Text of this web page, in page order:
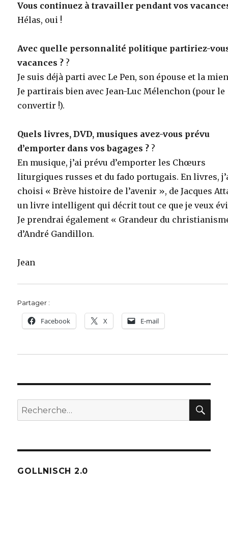
Vous continuez à travailler pendant vos
Hélas, oui !
Avec quelle personnalité politique partiriez-
vacances ? ?
Je suis déjà parti avec Le Pen, son épouse et la
Je partirais bien avec Jean-Luc Mélenchon (pour le
convertir !).
Quels livres, DVD, musiques avez-vous prévu
d’emporter dans vos bagages ? ?
En musique, j’ai prévu d’emporter les Chœurs
liturgiques russes et du fado portugais. En livres,
choisi « Brève histoire de l’avenir », de Jacques
un livre intelligent qui décrit tout ce que je veux
Je prendrai également « Grandeur du
d’André Gandillon.
Jean
Partager :
Facebook X E-mail
Recherche
pour :
GOLLNISCH 2.0